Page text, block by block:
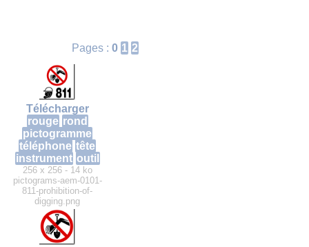
Pages : 0 1 2
Télécharger
rouge rond
pictogramme
téléphone tête
instrument outil
256 x 256 - 14 ko
pictograms-aem-0101-
811-prohibition-of-
digging.png